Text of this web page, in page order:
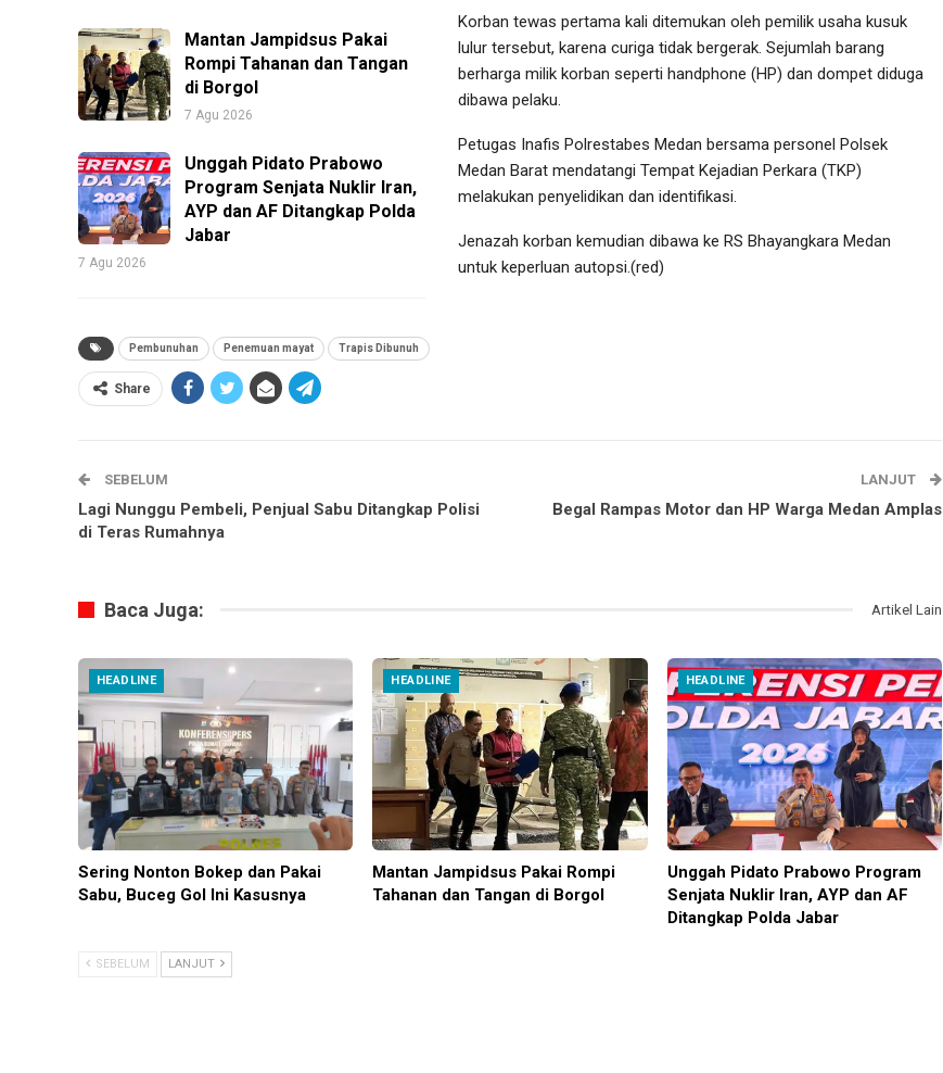
Mantan Jampidsus Pakai
Rompi Tahanan dan Tangan
di Borgol
7 Agu 2026
Unggah Pidato Prabowo
Program Senjata Nuklir Iran,
AYP dan AF Ditangkap Polda
Jabar
7 Agu 2026
Korban tewas pertama kali ditemukan oleh pemilik usaha kusuk
lulur tersebut, karena curiga tidak bergerak. Sejumlah barang
berharga milik korban seperti handphone (HP) dan dompet diduga
dibawa pelaku.
Petugas Inafis Polrestabes Medan bersama personel Polsek
Medan Barat mendatangi Tempat Kejadian Perkara (TKP)
melakukan penyelidikan dan identifikasi.
Jenazah korban kemudian dibawa ke RS Bhayangkara Medan
untuk keperluan autopsi.(red)
Pembunuhan Penemuan mayat Trapis Dibunuh
Share
SEBELUM
Lagi Nunggu Pembeli, Penjual Sabu Ditangkap Polisi
di Teras Rumahnya
LANJUT
Begal Rampas Motor dan HP Warga Medan Amplas
Baca Juga: Artikel Lain
HEADLINE
Sering Nonton Bokep dan Pakai
Sabu, Buceg Gol Ini Kasusnya
HEADLINE
Mantan Jampidsus Pakai Rompi
Tahanan dan Tangan di Borgol
HEADLINE
Unggah Pidato Prabowo Program
Senjata Nuklir Iran, AYP dan AF
Ditangkap Polda Jabar
SEBELUM LANJUT